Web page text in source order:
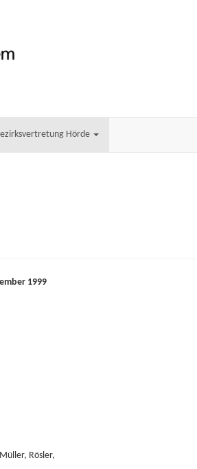
Hörde
1999
Rösler,